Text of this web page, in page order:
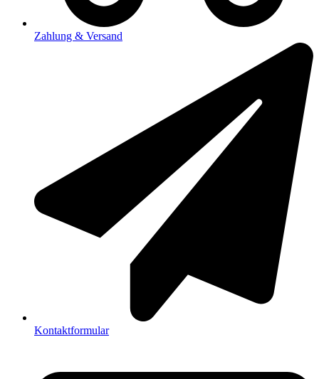
Zahlung & Versand
Kontaktformular